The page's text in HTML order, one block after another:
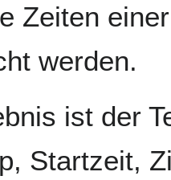
Zeiten
werden.
ist der
Startzeit,